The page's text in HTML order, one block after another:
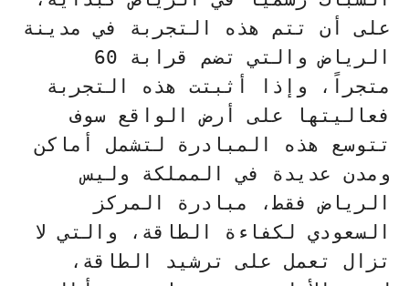
على أن تتم هذه التجربة في مدينة
الرياض والتي تضم قرابة 60
متجراً، وإذا أثبتت هذه التجربة
فعاليتها على أرض الواقع سوف
تتوسع هذه المبادرة لتشمل أماكن
ومدن عديدة في المملكة وليس
الرياض فقط، مبادرة المركز
السعودي لكفاءة الطاقة، والتي لا
تزال تعمل على ترشيد الطاقة،